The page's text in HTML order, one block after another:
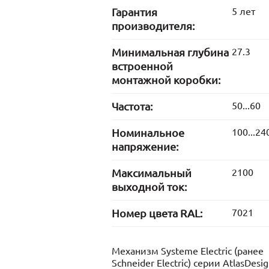
Гарантия
производителя:
5 лет
Минимальная глубина
встроенной
монтажной коробки:
27.3
Частота: 50...60
Номинальное
напряжение:
Максимальный
выходной ток:
2100
Номер цвета RAL: 7021
Механизм Systeme Electric (ранее
Schneider Electric) серии